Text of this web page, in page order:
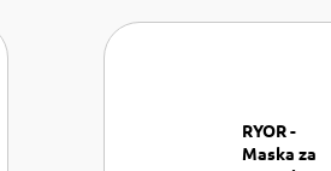
RYOR -
Maska za